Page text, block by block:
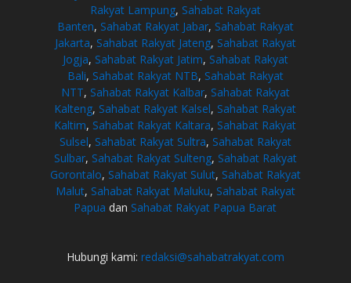
Rakyat Lampung, Sahabat Rakyat
Banten, Sahabat Rakyat Jabar, Sahabat Rakyat
Jakarta, Sahabat Rakyat Jateng, Sahabat Rakyat
Jogja, Sahabat Rakyat Jatim, Sahabat Rakyat
Bali, Sahabat Rakyat NTB, Sahabat Rakyat
NTT, Sahabat Rakyat Kalbar, Sahabat Rakyat
Kalteng, Sahabat Rakyat Kalsel, Sahabat Rakyat
Kaltim, Sahabat Rakyat Kaltara, Sahabat Rakyat
Sulsel, Sahabat Rakyat Sultra, Sahabat Rakyat
Sulbar, Sahabat Rakyat Sulteng, Sahabat Rakyat
Gorontalo, Sahabat Rakyat Sulut, Sahabat Rakyat
Malut, Sahabat Rakyat Maluku, Sahabat Rakyat
Papua dan Sahabat Rakyat Papua Barat
Hubungi kami: redaksi@sahabatrakyat.com